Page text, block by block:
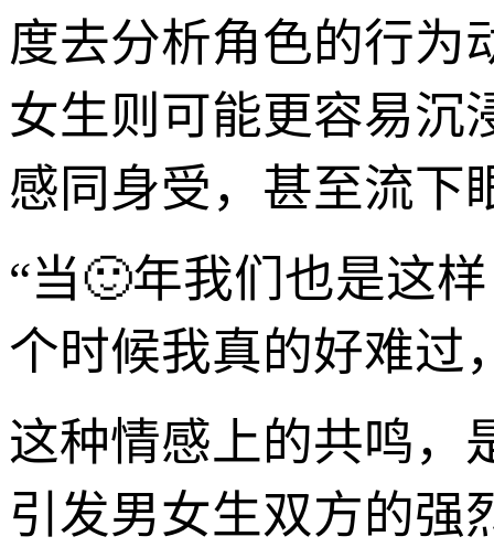
度去分析角色的行为
女生则可能更容易沉
感同身受，甚至流下
“当🙂年我们也是这
个时候我真的好难过
这种情感上的共鸣，
引发男女生双方的强